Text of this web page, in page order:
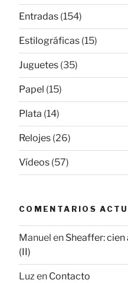
Entradas (154)
Estilográficas (15)
Juguetes (35)
Papel (15)
Plata (14)
Relojes (26)
Vídeos (57)
COMENTARIOS
Manuel en Sheaffer:
(II)
Luzen Contacto